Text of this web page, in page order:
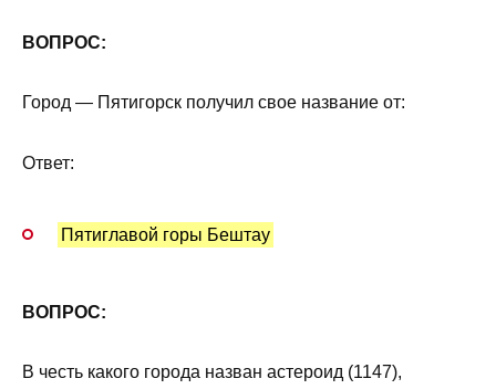
ВОПРОС:
Город — Пятигорск получил свое название от:
Ответ:
Пятиглавой горы Бештау
ВОПРОС:
В честь какого города назван астероид (1147),